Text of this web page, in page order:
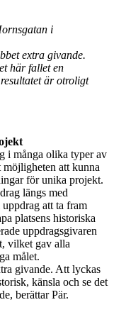
i
extra givande.
här fallet en
är otroligt
i många olika typer av
möjligheten att kunna
för unika projekt.
längs med
att ta fram
platsens historiska
uppdragsgivaren
vilket gav alla
målet.
givande. Att lyckas
känsla och se det
berättar Pär.